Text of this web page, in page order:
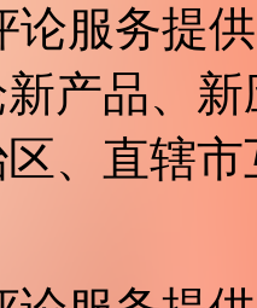
论服务提
产品、
、直辖